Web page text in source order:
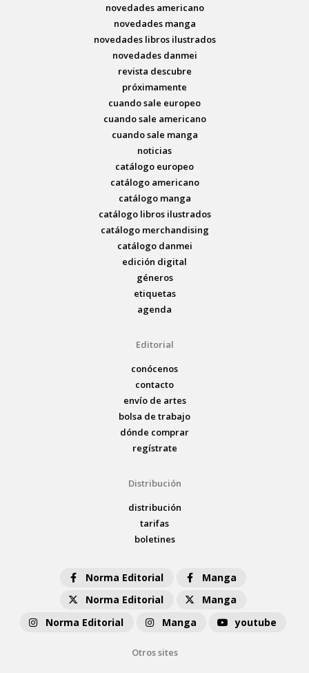
novedades americano
novedades manga
novedades libros ilustrados
novedades danmei
revista descubre
próximamente
cuando sale europeo
cuando sale americano
cuando sale manga
noticias
catálogo europeo
catálogo americano
catálogo manga
catálogo libros ilustrados
catálogo merchandising
catálogo danmei
edición digital
géneros
etiquetas
agenda
Editorial
conócenos
contacto
envío de artes
bolsa de trabajo
dónde comprar
regístrate
Distribución
distribución
tarifas
boletines
Norma Editorial
Manga
Norma Editorial
Manga
Norma Editorial
Manga youtube
Otros sites